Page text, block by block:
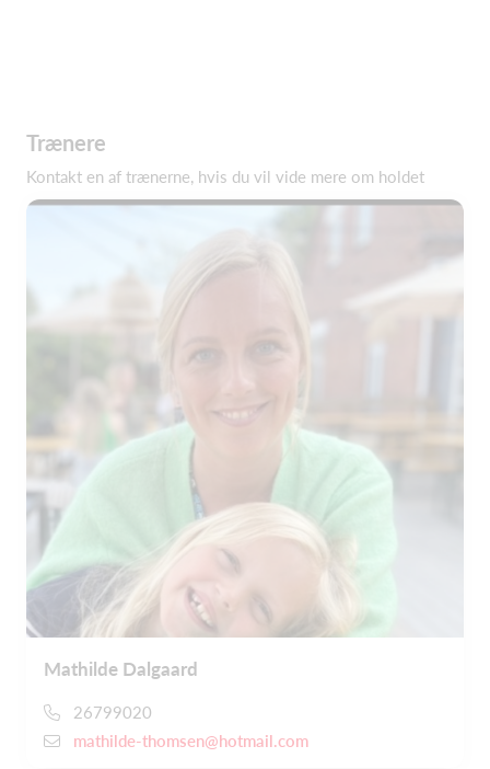
Trænere
Kontakt en af trænerne, hvis du vil vide mere om holdet
Mathilde Dalgaard
26799020
mathilde-thomsen@hotmail.com